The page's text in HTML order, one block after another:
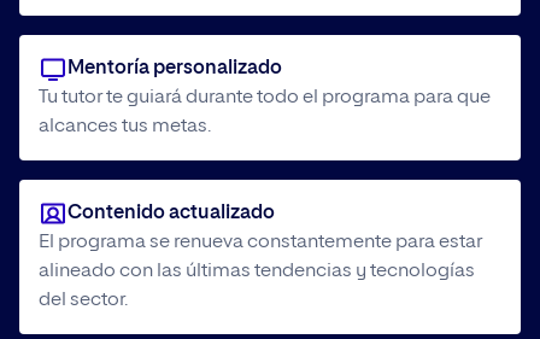
Mentoría personalizado
Tu tutor te guiará durante todo el programa para que
alcances tus metas.
Contenido actualizado
El programa se renueva constantemente para estar
alineado con las últimas tendencias y tecnologías
del sector.